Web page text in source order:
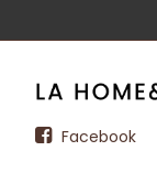
Facebook